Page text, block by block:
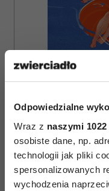
Odpowiedzialne
Wraz z naszymi
osobiste dane, np.
technologii jak pliki
spersonalizowanych
wychodzenia